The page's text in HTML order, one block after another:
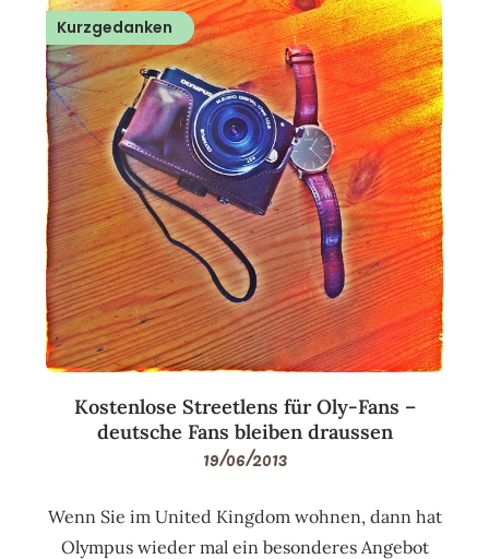
Kurzgedanken
Kostenlose Streetlens für Oly-Fans –
deutsche Fans bleiben draussen
19/06/2013
Wenn Sie im United Kingdom wohnen, dann hat
Olympus wieder mal ein besonderes Angebot